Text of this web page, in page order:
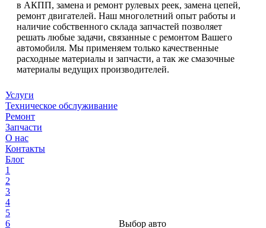
в АКПП, замена и ремонт рулевых реек, замена цепей,
ремонт двигателей. Наш многолетний опыт работы и
наличие собственного склада запчастей позволяет
решать любые задачи, связанные с ремонтом Вашего
автомобиля. Мы применяем только качественные
расходные материалы и запчасти, а так же смазочные
материалы ведущих производителей.
Услуги
Техническое обслуживание
Ремонт
Запчасти
О нас
Контакты
Блог
1
2
3
4
5
6
Выбор авто